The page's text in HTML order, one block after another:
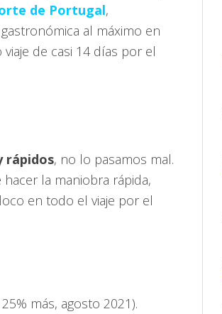
de Portugal,
al máximo en
de casi 14 días por el
rápidos, no lo pasamos mal.
la maniobra rápida,
en todo el viaje por el
más, agosto 2021).